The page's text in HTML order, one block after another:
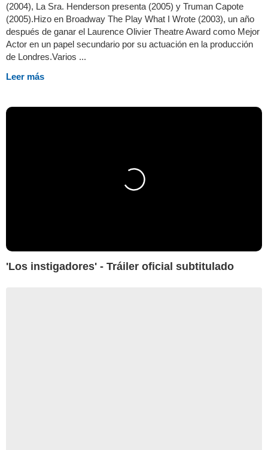
(2004), La Sra. Henderson presenta (2005) y Truman Capote
(2005).Hizo en Broadway The Play What I Wrote (2003), un año
después de ganar el Laurence Olivier Theatre Award como Mejor
Actor en un papel secundario por su actuación en la producción
de Londres.Varios ...
Leer más
'Los instigadores' - Tráiler oficial subtitulado